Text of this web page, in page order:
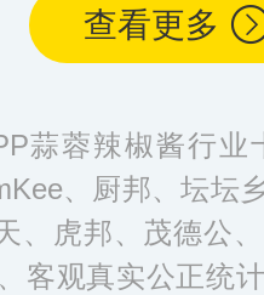
查看更多
蒜蓉辣椒酱行
、厨邦、坛坛
、虎邦、茂德公
客观真实公正统